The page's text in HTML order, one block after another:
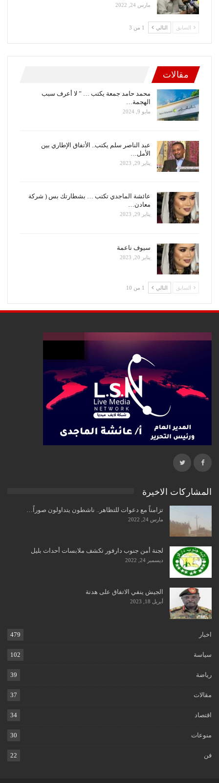
مارس 24, 2022
السابق التالي 1 من 3
مقالات
محمد حامد جمعة يكتب … ” لا أعرف سبب
الهجمة…
مايو 9, 2024
عبد الناصر سلم يكتب.. الأتفاق الإطاري بين
الأمل…
يناير 29, 2023
عائشة الماجدي تكتب … بشطارتك بس ( شركة
معادن…
يناير 29, 2023
سيوف ناعمة
يناير 20, 2023
السابق التالي 1 من 10
المشاركات الاخيرة
تزامناً مع دعوات للتظاهر.. ناشطون يتداولون صوراً…
مارس 24, 2022
لجنة أمن جنوب دارفور تكشف ملابسات أحداث بليل
ديسمبر 24, 2022
الجيش ينفي الاتفاق على هدنة
أبريل 18, 2023
اخبار 479
سياسة 102
رياضة 39
مقالات 37
اقتصاد 34
منوعات 30
فن 22